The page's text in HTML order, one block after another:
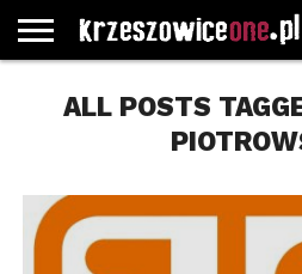
GŁÓWNA
WYBORY
SAMORZĄDOWE
WYBIERZ
KATEGORIE
ROZKŁADY
JAZDY
GREGORCZYK
WATCH
KONTAKT
ALL POSTS